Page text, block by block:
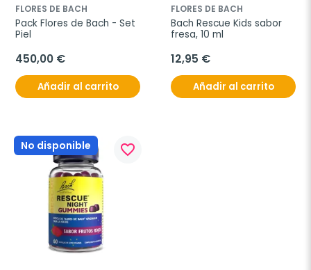
FLORES DE BACH
Pack Flores de Bach - Set
Piel
450,00 €
Añadir al carrito
FLORES DE BACH
Bach Rescue Kids sabor
fresa, 10 ml
12,95 €
Añadir al carrito
No disponible favorite_border